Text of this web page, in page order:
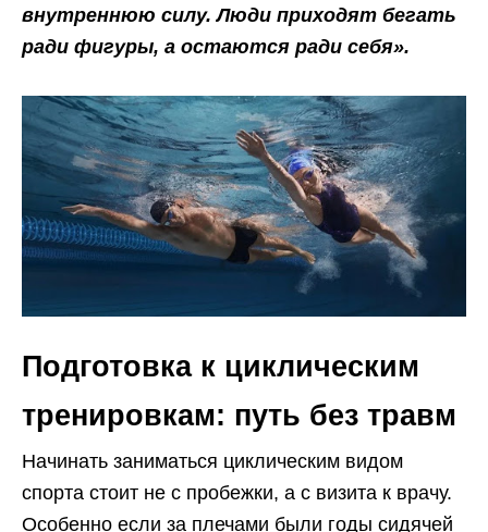
внутреннюю силу. Люди приходят бегать
ради фигуры, а остаются ради себя».
Подготовка к циклическим
тренировкам: путь без травм
Начинать заниматься циклическим видом
спорта стоит не с пробежки, а с визита к врачу.
Особенно если за плечами были годы сидячей